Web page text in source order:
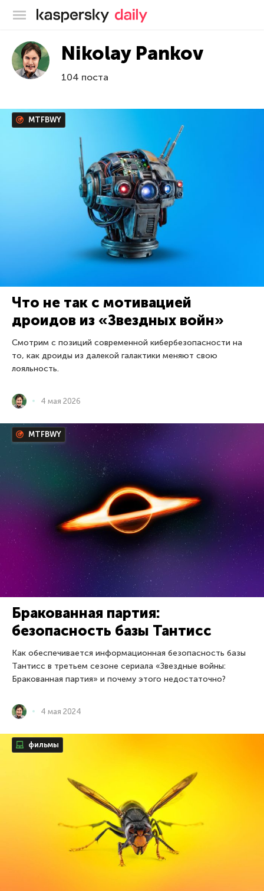
Блог Касперского
Nikolay Pankov
104 поста
MTFBWY
Что не так с мотивацией
дроидов из «Звездных войн»
Смотрим с позиций современной кибербезопасности на
то, как дроиды из далекой галактики меняют свою
лояльность.
4 мая 2026
MTFBWY
Бракованная партия:
безопасность базы Тантисс
Как обеспечивается информационная безопасность базы
Тантисс в третьем сезоне сериала «Звездные войны:
Бракованная партия» и почему этого недостаточно?
4 мая 2024
фильмы